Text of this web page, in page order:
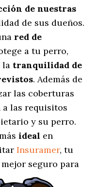
de nuestras
de sus dueños.
red de
a tu perro,
la tranquilidad de
. Además de
las coberturas
a las requisitos
y su perro.
ideal en
Insuramer, tu
seguro para